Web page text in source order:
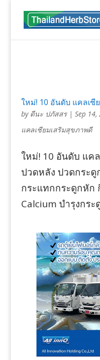
ใหม่! 10 อันดับ แคลเซี
by ดีนะ ปภัสสร| Sep 14,
แคลเซียมเสริมสุขภาพดี
ใหม่! 10 อันดับ แค
ปวดหลัง ปวดกระดู
กระแทกกระดูกหั
Calcium บำรุงกร